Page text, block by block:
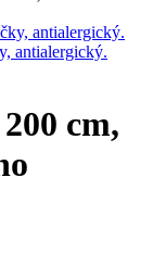
antialergický.
cm,